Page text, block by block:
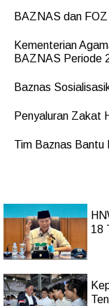
BAZNAS dan
Kementerian
BAZNAS Periode
Baznas
Penyaluran Zakat
Tim Baznas Bantu
18